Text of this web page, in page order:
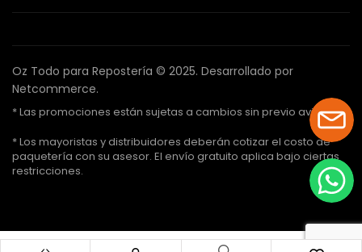
Oz Todo para Repostería © 2025. Desarrollado por
Netcommerce.
* Las promociones están sujetas a cambios sin previo aviso.
* Los mayoristas y distribuidores deberán cotizar el costo de
paquetería con su asesor. El envío gratuito aplica bajo ciertas
restricciones.